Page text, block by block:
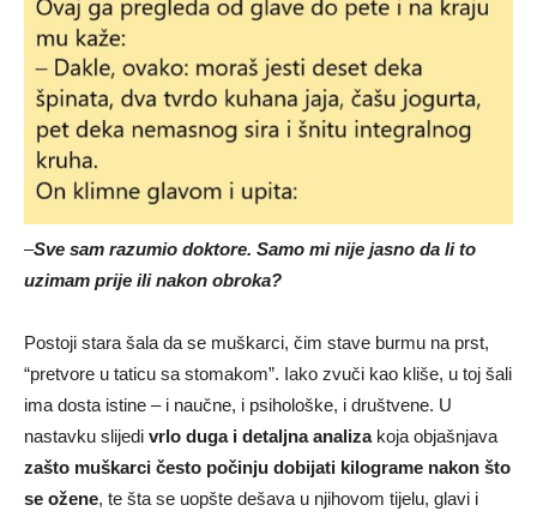
–Sve sam razumio doktore. Samo mi nije jasno da li to
uzimam prije ili nakon obroka?
Postoji stara šala da se muškarci, čim stave burmu na prst,
“pretvore u taticu sa stomakom”. Iako zvuči kao kliše, u toj šali
ima dosta istine – i naučne, i psihološke, i društvene. U
nastavku slijedi vrlo duga i detaljna analizakoja objašnjava
zašto muškarci često počinju dobijati kilograme nakon što
se ožene, te šta se uopšte dešava u njihovom tijelu, glavi i